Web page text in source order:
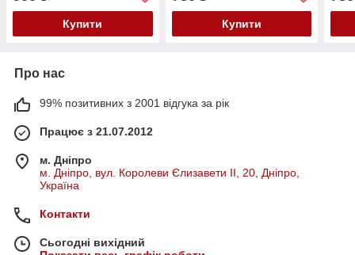
Купити Купити
Про нас
99% позитивних з 2001 відгука за рік
Працює з 21.07.2012
м. Дніпро
м. Дніпро, вул. Королеви Єлизавети ІІ, 20, Дніпро,
Україна
Контакти
Сьогодні вихідний